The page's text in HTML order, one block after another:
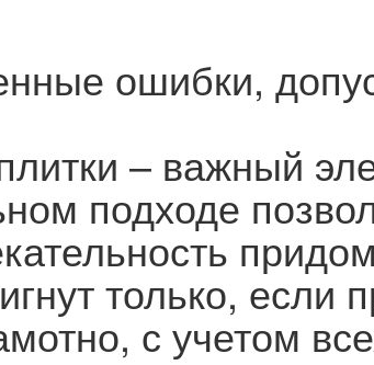
ошибки,
– важный
подходе
только, если
с учетом